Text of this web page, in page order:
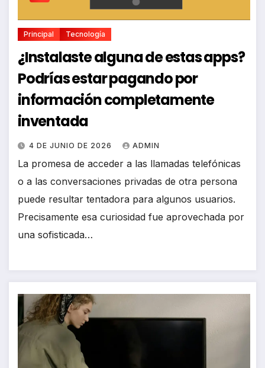
Principal Tecnología
¿Instalaste alguna de estas apps?
Podrías estar pagando por
información completamente
inventada
4 DE JUNIO DE 2026 ADMIN
La promesa de acceder a las llamadas telefónicas
o a las conversaciones privadas de otra persona
puede resultar tentadora para algunos usuarios.
Precisamente esa curiosidad fue aprovechada por
una sofisticada…